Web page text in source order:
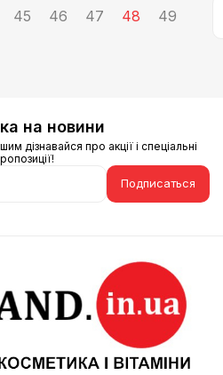
45 46 47 48 49
на новини
дізнавайся про акції і спеціальні
Подписаться